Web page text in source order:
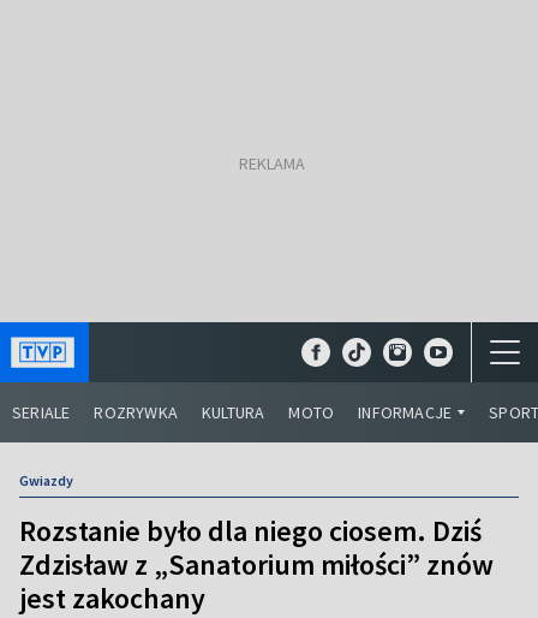
SERIALE ROZRYWKA KULTURA MOTO INFORMACJE
Gwiazdy
Rozstanie było dla niego ciosem. Dziś
Zdzisław z „Sanatorium miłości” znów
jest zakochany